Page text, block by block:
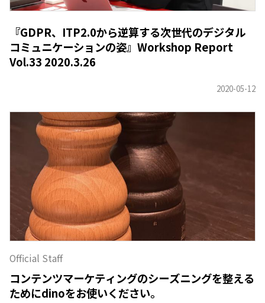
『GDPR、ITP2.0から逆算する次世代のデジタル
コミュニケーションの姿』Workshop Report
Vol.33 2020.3.26
Official Staff
コンテンツマーケティングのシーズニングを整える
ためにdinoをお使いください。